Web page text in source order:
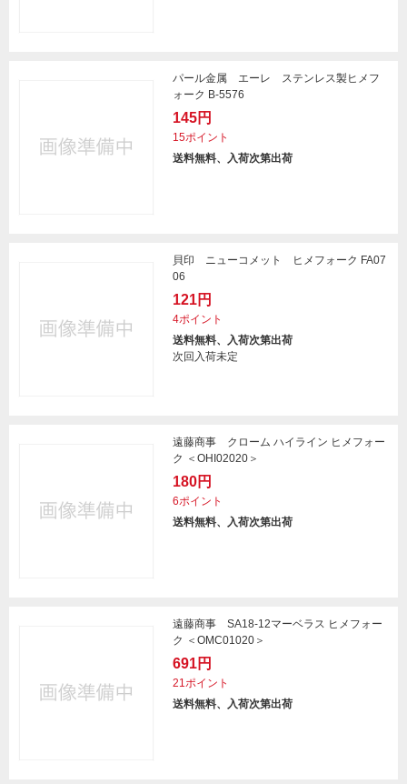
パール金属 エーレ ステンレス製ヒメフ
ォーク B-5576
145円
15ポイント
送料無料、入荷次第出荷
貝印 ニューコメット ヒメフォーク FA07
06
121円
4ポイント
送料無料、入荷次第出荷
次回入荷未定
遠藤商事 クローム ハイライン ヒメフォー
ク ＜OHI02020＞
180円
6ポイント
送料無料、入荷次第出荷
遠藤商事 SA18-12マーベラス ヒメフォー
ク ＜OMC01020＞
691円
21ポイント
送料無料、入荷次第出荷